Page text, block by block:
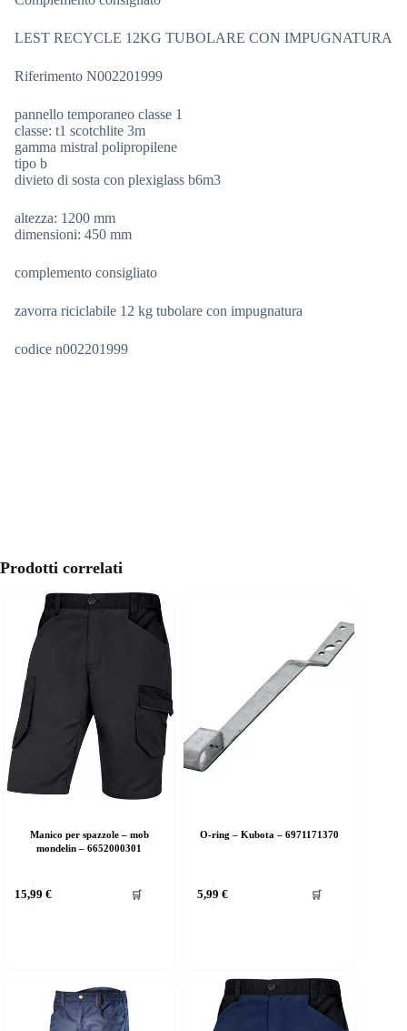
LEST RECYCLE 12KG TUBOLARE CON IMPUGNATURA
Riferimento N002201999
pannello temporaneo classe 1
classe: t1 scotchlite 3m
gamma mistral polipropilene
tipo b
divieto di sosta con plexiglass b6m3
altezza: 1200 mm
dimensioni: 450 mm
complemento consigliato
zavorra riciclabile 12 kg tubolare con impugnatura
codice n002201999
Prodotti correlati
Manico per spazzole – mob
mondelin – 6652000301
15,99 € 🛒
O-ring – Kubota – 6971171370
5,99€ 🛒